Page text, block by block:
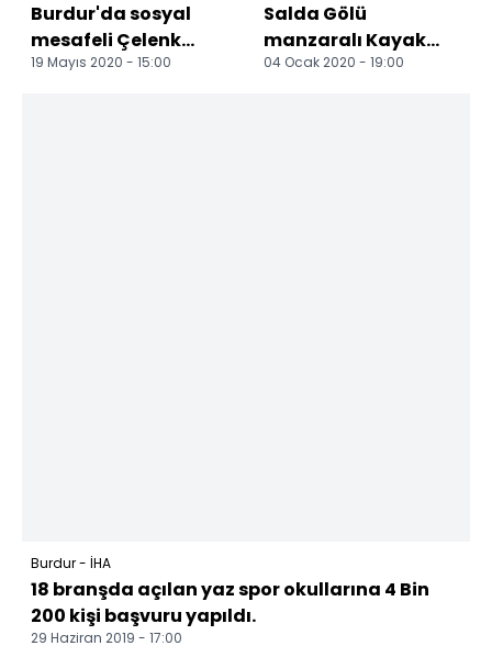
Burdur'da sosyal
mesafeli Çelenk
Sunma Töreni
19 Mayıs 2020 - 15:00
Salda Gölü
manzaralı Kayak
Merkezinde sezon
04 Ocak 2020 - 19:00
Burdur - İHA
18 branşda açılan yaz spor okullarına 4 Bin
200 kişi başvuru yapıldı.
29 Haziran 2019 - 17:00